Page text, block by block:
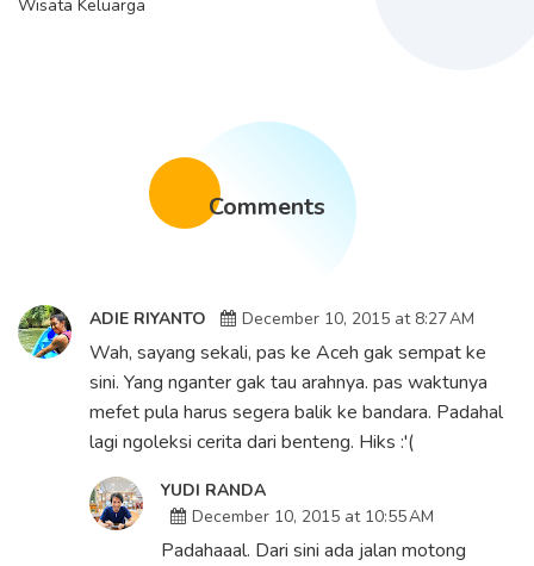
Wisata Keluarga
Comments
ADIE RIYANTO December 10, 2015 at 8:27 AM
Wah, sayang sekali, pas ke Aceh gak sempat ke
sini. Yang nganter gak tau arahnya. pas waktunya
mefet pula harus segera balik ke bandara. Padahal
lagi ngoleksi cerita dari benteng. Hiks :'(
YUDI RANDA
December 10, 2015 at 10:55 AM
Padahaaal. Dari sini ada jalan motong